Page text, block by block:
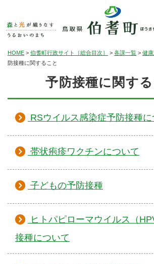
HOME > 伯耆町行政サイト［総合目次］ > 各課一覧 > 健
防接種に関すること
予防接種に関する
RSウイルス感染症予防接種に
帯状疱疹ワクチンについて
子どもの予防接種
ヒトパピローマウイルス（
接種について